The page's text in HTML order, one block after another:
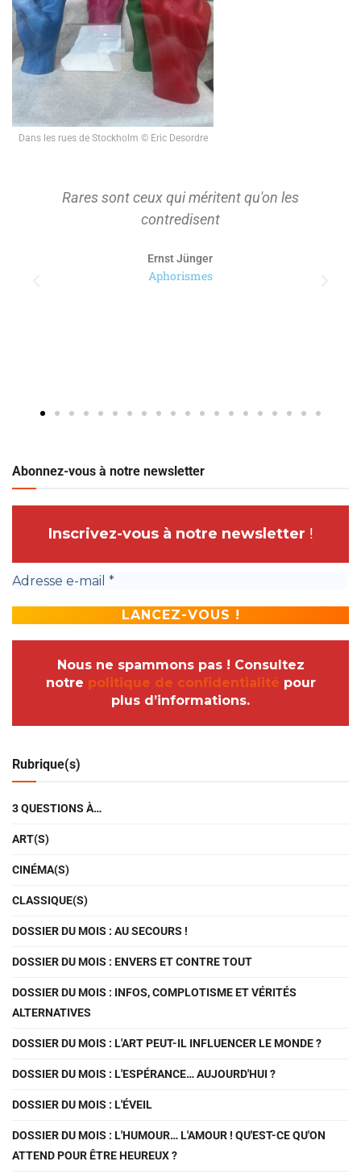
Dans les rues de Stockholm © Eric Desordre
Rares sont ceux qui méritent qu'on les
contredisent
Ernst Jünger
Aphorismes
Abonnez-vous à notre newsletter
Inscrivez-vous à notre newsletter !
Nous ne spammons pas ! Consultez
notre politique de confidentialité pour
plus d’informations.
Rubrique(s)
3 QUESTIONS À…
ART(S)
CINÉMA(S)
CLASSIQUE(S)
DOSSIER DU MOIS : AU SECOURS !
DOSSIER DU MOIS : ENVERS ET CONTRE TOUT
DOSSIER DU MOIS : INFOS, COMPLOTISME ET VÉRITÉS
ALTERNATIVES
DOSSIER DU MOIS : L'ART PEUT-IL INFLUENCER LE MONDE ?
DOSSIER DU MOIS : L'ESPÉRANCE… AUJOURD'HUI ?
DOSSIER DU MOIS : L'ÉVEIL
DOSSIER DU MOIS : L'HUMOUR… L'AMOUR ! QU'EST-CE QU'ON
ATTEND POUR ÊTRE HEUREUX ?